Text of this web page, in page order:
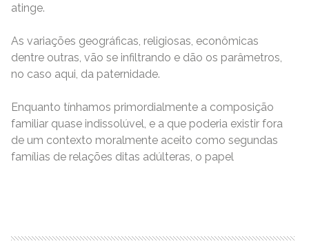
atinge.
As variações geográficas, religiosas, econômicas
dentre outras, vão se infiltrando e dão os parâmetros,
no caso aqui, da paternidade.
Enquanto tínhamos primordialmente a composição
familiar quase indissolúvel, e a que poderia existir fora
de um contexto moralmente aceito como segundas
famílias de relações ditas adúlteras, o papel